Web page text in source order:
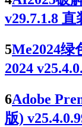
v29.7.1.8 直
5Me2024绿
2024
6Adobe
版)